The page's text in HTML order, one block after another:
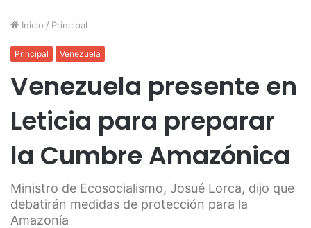
Inicio / Principal
Principal Venezuela
Venezuela presente en
Leticia para preparar
la Cumbre Amazónica
Ministro de Ecosocialismo, Josué Lorca, dijo que
debatirán medidas de protección para la
Amazonía